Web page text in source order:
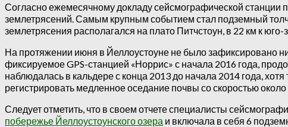
Согласно ежемесячному докладу сейсмографической станции
землетрясений.Самым крупным событием стал подземный
землетрясения располагался на плато Питчстоун, в 22 км к
На протяжении июня в Йеллоустоуне не было зафиксировано
фиксируемое GPS-станцией «Норрис» с начала 2016 года,
наблюдалась в кальдере с конца 2013 до начала 2014 года,
регистрировать медленное оседание почвы со скоростью около
Следует отметить, что в своем отчете специалисты
побережье Йеллоустоунского озера и включала в себя 6